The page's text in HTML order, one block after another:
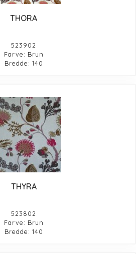
THORA
523902
Farve: Brun
Bredde: 140
THYRA
523802
Farve: Brun
Bredde: 140